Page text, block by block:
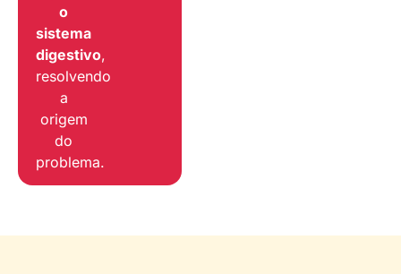
o
sistema
digestivo,
resolvendo
a
origem
do
problema.